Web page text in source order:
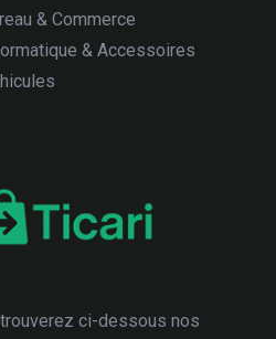
& Commerce
& Accessoires
ci-dessous nos